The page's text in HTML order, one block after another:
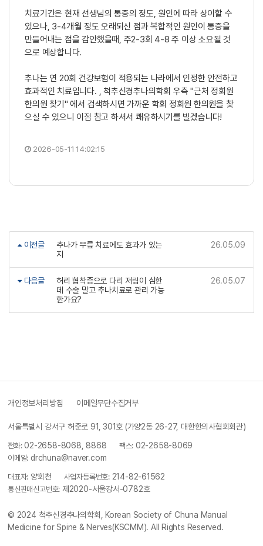
치료기간은 현재 선생님의 통증의 정도, 원인에 따라 상이할 수
있으나, 3-4개월 정도 오래되신 점과 복합적인 원인이 통증을
만들어내는 점을 감안했을때, 주2-3회 4-8 주 이상 소요될 것
으로 예상합니다.
추나는 연 20회 건강보험이 적용되는 나라에서 인정한 안전하고
효과적인 치료입니다. , 척추신경추나의학회 우측 "근처 정회원
한의원 찾기" 에서 검색하시면 가까운 학회 정회원 한의원을 찾
으실 수 있으니 이점 참고 하셔서 쾌유하시기를 빌겠습니다!
2026-05-11 14:02:15
이전글
추나가 무릎 치료에도 효과가 있는
지
26.05.09
다음글
허리 협착증으로 다리 저림이 심한
데 수술 말고 추나치료로 관리 가능
한가요?
26.05.07
개인정보처리방침 이메일무단수집거부
서울특별시 강서구 허준로 91, 301호 (가양2동 26-27, 대한한의사협회회관)
전화: 02-2658-8068, 8868 팩스: 02-2658-8069
이메일: drchuna@naver.com
대표자: 양회천 사업자등록번호:214-82-61562
통신판매신고번호: 제2020-서울강서-0782호
© 2024 척추신경추나의학회, Korean Society of Chuna Manual
Medicine for Spine & Nerves(KSCMM). All Rights Reserved.